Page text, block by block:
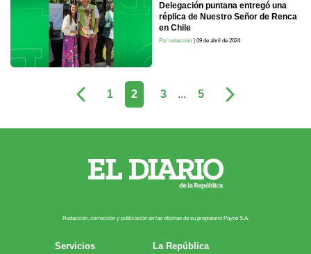
Delegación puntana entregó una
réplica de Nuestro Señor de Renca
en Chile
Por redacción | 09 de abril de 2024
1 2 3 ... 5
Redacción, corrección y publicación en las oficinas de su propietario Payn​é S.A.
Servicios
La República